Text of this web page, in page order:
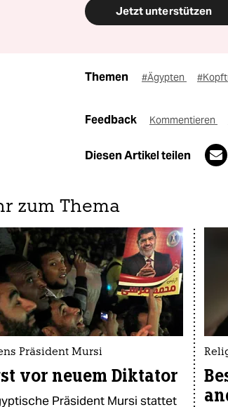
Jetzt unterstützen
Themen #Ägypten
Feedback Kommentieren
Diesen Artikel teilen
zum Thema
Präsident Mursi
vor neuem Diktator
Präsident Mursi stattet